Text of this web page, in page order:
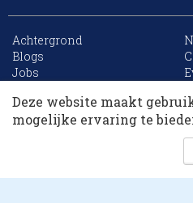
Achtergrond
Blogs
Jobs
Archief
Website is
Deze website maakt
mogelijke ervaring te
10 collega’s
Korting op events